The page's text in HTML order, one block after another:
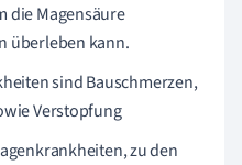
die Magensäure
überleben kann.
sind Bauschmerzen,
Verstopfung
zu den